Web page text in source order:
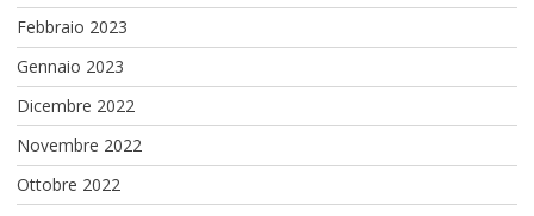
Febbraio 2023
Gennaio 2023
Dicembre 2022
Novembre 2022
Ottobre 2022